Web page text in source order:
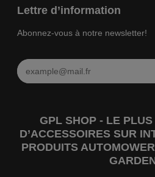
Lettre d’information
Abonnez-vous à notre newsletter!
GPL SHOP - LE
D’ACCESSOIRES SUR
PRODUITS